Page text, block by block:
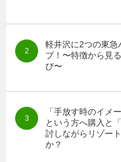
軽井沢に2つの東急
ブ！〜特徴から見
び〜
「手放す時のイメ
という方へ購入と
討しながらリゾー
か？